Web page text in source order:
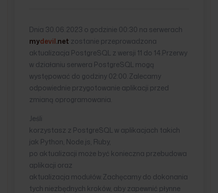
Dnia 30.06.2023 o godzinie 00:30 na serwerach
mydevil .net zostanie przeprowadzona
aktualizacja PostgreSQL z wersji 11 do 14.Przerwy
w działaniu serwera PostgreSQL mogą
występować do godziny 02:00.Zalecamy
odpowiednie przygotowanie aplikacji przed
zmianą oprogramowania.
Jeśli
korzystasz z PostgreSQL w aplikacjach takich
jak Python, Node.js, Ruby,
po aktualizacji może być konieczna przebudowa
aplikacji oraz
aktualizacja modułów.Zachęcamy do dokonania
tych niezbędnych kroków, aby zapewnić płynne